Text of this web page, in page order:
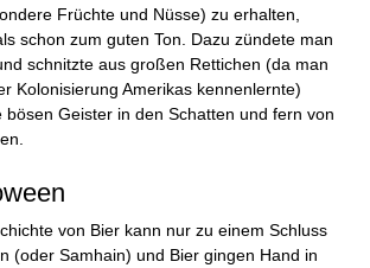
Früchte und Nüsse) zu erhalten,
schon zum guten Ton. Dazu zündete man
schnitzte aus großen Rettichen (da man
Kolonisierung Amerikas kennenlernte)
bösen Geister in den Schatten und fern von
von Bier kann nur zu einem Schluss
(oder Samhain) und Bier gingen Hand in